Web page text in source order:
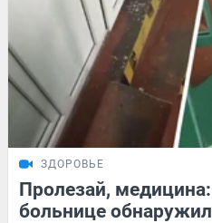
ЗДОРОВЬЕ
Пролезай,
больнице